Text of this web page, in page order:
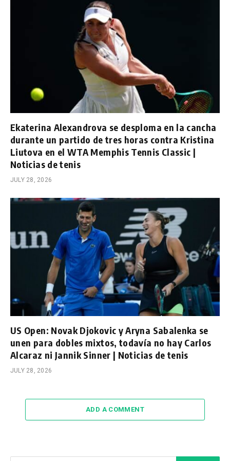
Ekaterina Alexandrova se desploma en la cancha
durante un partido de tres horas contra Kristina
Liutova en el WTA Memphis Tennis Classic |
Noticias de tenis
JULY 28, 2026
US Open: Novak Djokovic y Aryna Sabalenka se
unen para dobles mixtos, todavía no hay Carlos
Alcaraz ni Jannik Sinner | Noticias de tenis
JULY 28, 2026
ADD A COMMENT